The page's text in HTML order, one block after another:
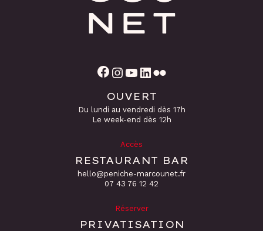
Facebook Instagram YouTube
OUVERT
Du lundi au vendredi dès 17h
Le week-end dès 12h
Accès
RESTAURANT BAR
hello@peniche-marcounet.fr
‭07 43 76 12 42
Réserver
PRIVATISATION